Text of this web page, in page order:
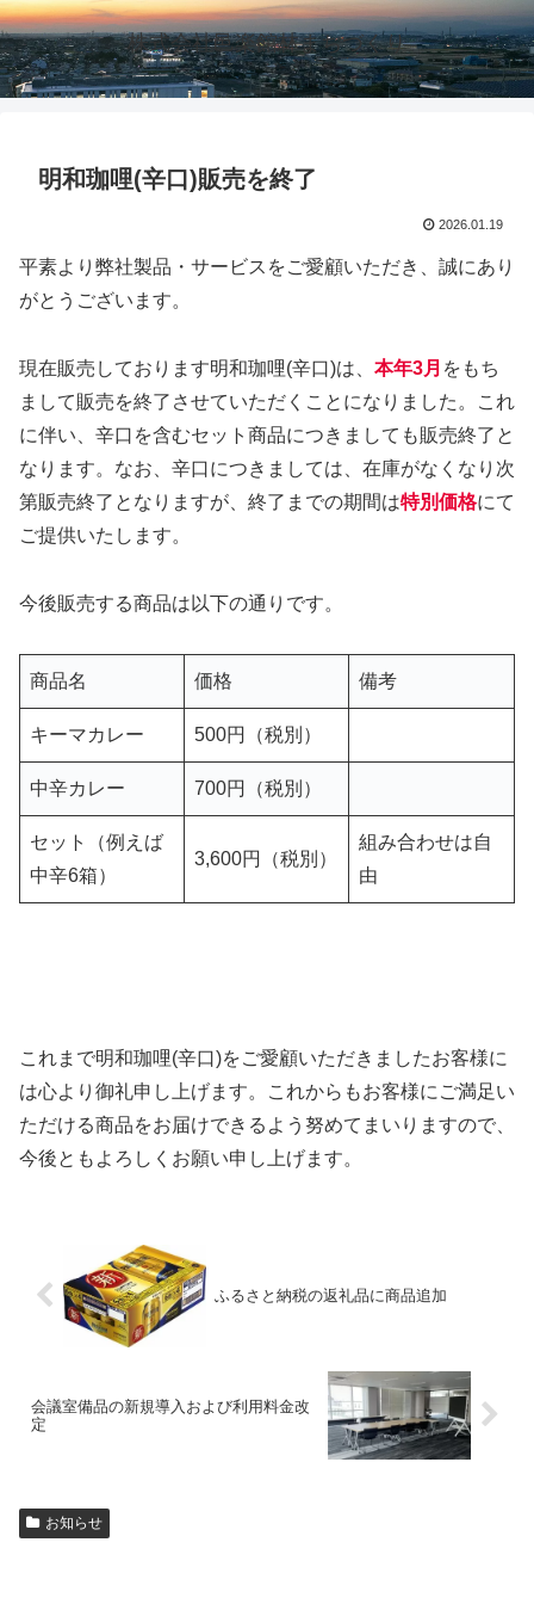
株式会社邑楽館林まちづくり
明和珈哩(辛口)販売を終了
2026.01.19
平素より弊社製品・サービスをご愛顧いただき、誠にあり
がとうございます。
現在販売しております明和珈哩(辛口)は、 本年3月 をもち
まして販売を終了させていただくことになりました。これ
に伴い、辛口を含むセット商品につきましても販売終了と
なります。なお、辛口につきましては、在庫がなくなり次
第販売終了となりますが、終了までの期間は特別価格にて
ご提供いたします。
今後販売する商品は以下の通りです。
商品名 価格 備考
キーマカレー 500円（税別）
中辛カレー 700円（税別）
セット（例えば
中辛6箱）
3,600円（税別）
組み合わせは自
由
これまで明和珈哩(辛口)をご愛顧いただきましたお客様に
は心より御礼申し上げます。これからもお客様にご満足い
ただける商品をお届けできるよう努めてまいりますので、
今後ともよろしくお願い申し上げます。
ふるさと納税の返礼品に商品追加
会議室備品の新規導入および利用料金改
定
お知らせ